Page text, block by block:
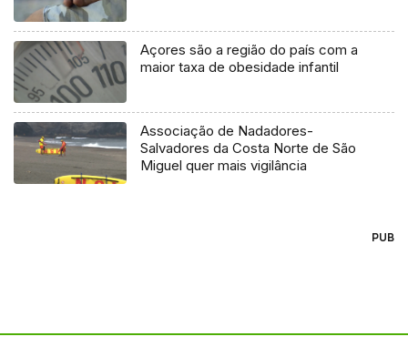
Açores são a região do país com a
maior taxa de obesidade infantil
Associação de Nadadores-
Salvadores da Costa Norte de São
Miguel quer mais vigilância
PUB